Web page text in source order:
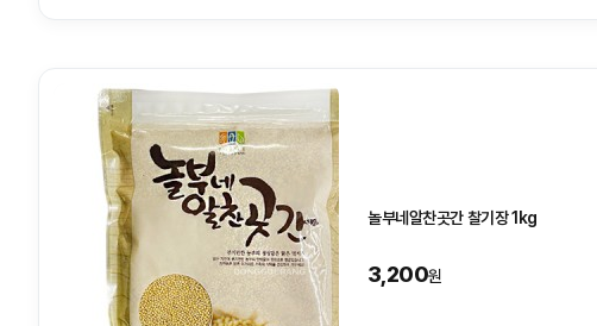
놀부네알찬곳간 찰기장 1kg
3,200원